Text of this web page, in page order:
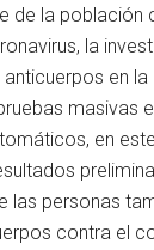
de la población
la
en
masivas
en
las personas
contra el